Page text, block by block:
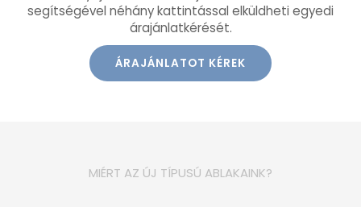
segítségével néhány kattintással elküldheti egyedi
árajánlatkérését.
ÁRAJÁNLATOT KÉREK
MIÉRT AZ ÚJ TÍPUSÚ ABLAKAINK?